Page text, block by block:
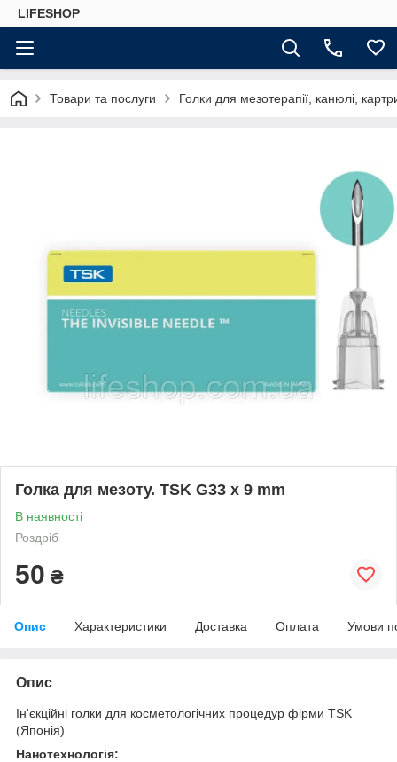
LIFESHOP
Товари та послуги Голки для мезотерапії, канюлі,
Голка для мезоту. TSK G33 x 9 mm
В наявності
Роздріб
50 ₴
Опис Характеристики Доставка Оплата Умови
Опис
Ін'єкційні голки для косметологічних процедур фірми TSK
(Японія)
Нанотехнологія: